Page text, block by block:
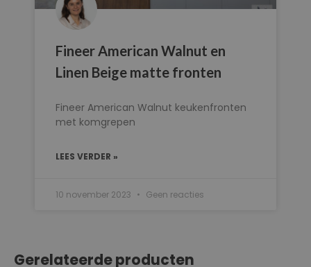
Fineer American Walnut en
Linen Beige matte fronten
Fineer American Walnut keukenfronten
met komgrepen
LEES VERDER »
10 november 2023 Geen reacties
Gerelateerde producten